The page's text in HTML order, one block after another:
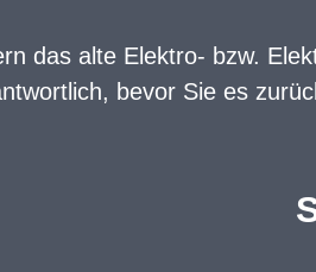
das alte Elektro- bzw.
bevor Sie es